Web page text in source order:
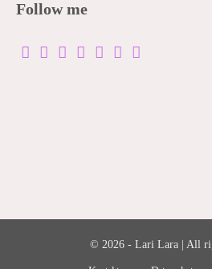
Follow me
© 2026 - Lari Lara | All